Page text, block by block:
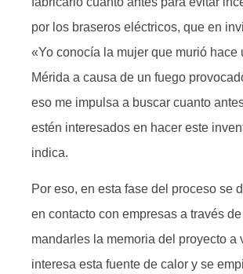
por los braseros eléctricos, que en
«Yo conocía la mujer que murió hace
Mérida a causa de un fuego
eso me impulsa a buscar cuanto
estén interesados en hacer este
indica.
Por eso, en esta fase del proceso se
en contacto con empresas a través
mandarles la memoria del proyecto a
interesa esta fuente de calor y se